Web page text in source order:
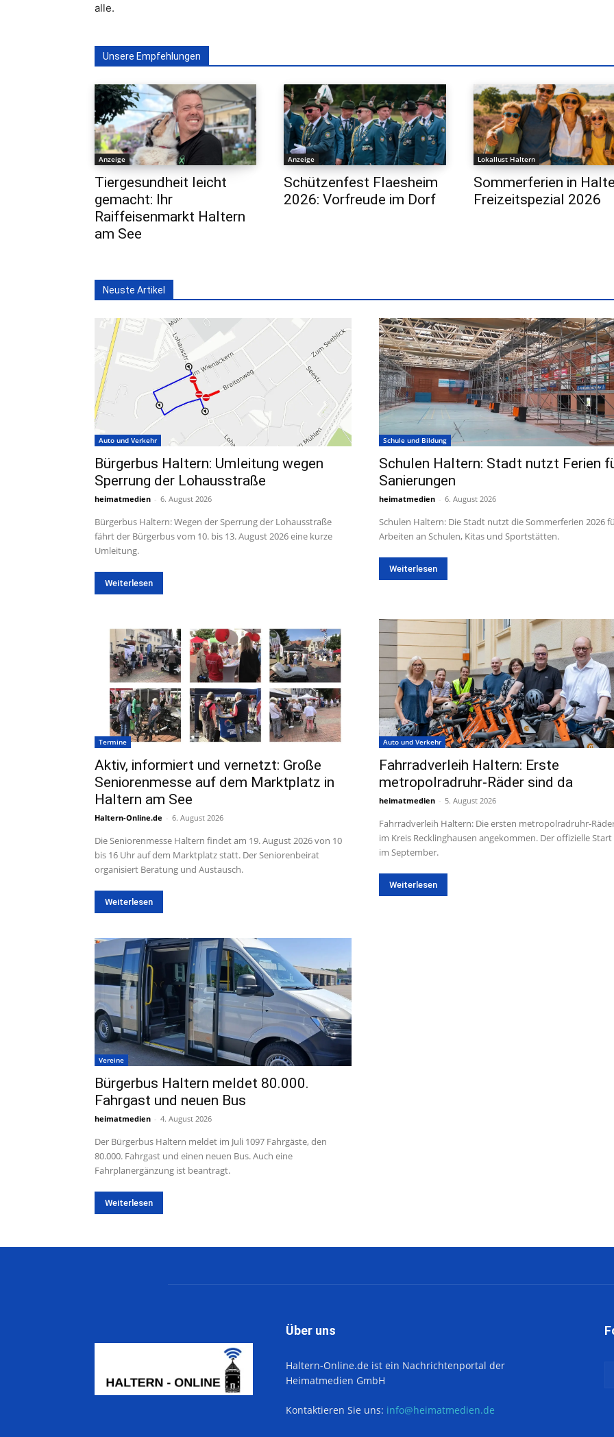
alle.
Unsere Empfehlungen
Anzeige
Tiergesundheit leicht
gemacht: Ihr
Raiffeisenmarkt Haltern
am See
Anzeige
Schützenfest Flaesheim
2026: Vorfreude im Dorf
Lokallust Haltern
Sommerferien in
Freizeitspezial 2026
Neuste Artikel
Auto und Verkehr
Bürgerbus Haltern: Umleitung wegen
Sperrung der Lohausstraße
heimatmedien - 6. August 2026
Bürgerbus Haltern: Wegen der Sperrung der Lohausstraße
fährt der Bürgerbus vom 10. bis 13. August 2026 eine kurze
Umleitung.
Weiterlesen
Schule und Bildung
Schulen Haltern: Stadt nutzt Ferien
Sanierungen
heimatmedien - 6. August 2026
Schulen Haltern: Die Stadt nutzt die Sommerferien 2026
Arbeiten an Schulen, Kitas und Sportstätten.
Weiterlesen
Termine
Aktiv, informiert und vernetzt: Große
Seniorenmesse auf dem Marktplatz in
Haltern am See
Haltern-Online.de - 6. August 2026
Die Seniorenmesse Haltern findet am 19. August 2026 von 10
bis 16 Uhr auf dem Marktplatz statt. Der Seniorenbeirat
organisiert Beratung und Austausch.
Weiterlesen
Auto und Verkehr
Fahrradverleih Haltern: Erste
metropolradruhr-Räder sind da
heimatmedien - 5. August 2026
Fahrradverleih Haltern: Die ersten metropolradruhr-
im Kreis Recklinghausen angekommen. Der offizielle
im September.
Weiterlesen
Vereine
Bürgerbus Haltern meldet 80.000.
Fahrgast und neuen Bus
heimatmedien - 4. August 2026
Der Bürgerbus Haltern meldet im Juli 1097 Fahrgäste, den
80.000. Fahrgast und einen neuen Bus. Auch eine
Fahrplanergänzung ist beantragt.
Weiterlesen
Über uns
Haltern-Online.de ist ein Nachrichtenportal der
Heimatmedien GmbH
Kontaktieren Sie uns: info@heimatmedien.de